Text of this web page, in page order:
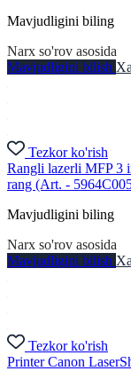
Mavjudligini biling
Narx so'rov asosida
Mavjudligini bilish
Tezkor ko'rish
Rangli lazerli MFP
rang (Art. -
Mavjudligini biling
Narx so'rov asosida
Mavjudligini bilish
Tezkor ko'rish
Printer Canon